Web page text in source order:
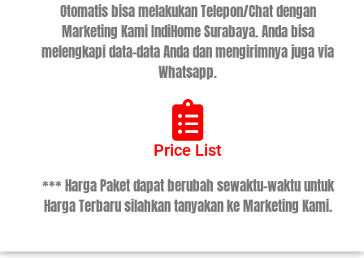
Otomatis bisa melakukan Telepon/Chat dengan
Marketing Kami IndiHome Surabaya. Anda bisa
melengkapi data-data Anda dan mengirimnya juga via
Whatsapp.
Price List
*** Harga Paket dapat berubah sewaktu-waktu untuk
Harga Terbaru silahkan tanyakan ke Marketing Kami.